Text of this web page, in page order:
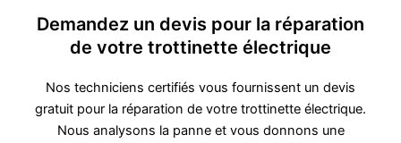
Demandez un devis pour la réparation
de votre trottinette électrique
Nos techniciens certifiés vous fournissent un devis
gratuit pour la réparation de votre trottinette électrique.
Nous analysons la panne et vous donnons une